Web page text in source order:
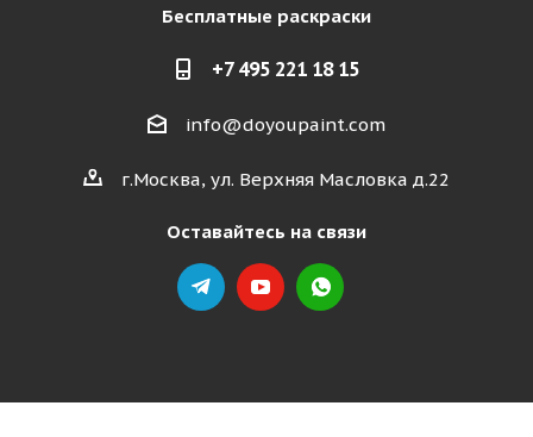
Бесплатные раскраски
+7 495 221 18 15
info@doyoupaint.com
г.Москва, ул. Верхняя Масловка д.22
Оставайтесь на связи